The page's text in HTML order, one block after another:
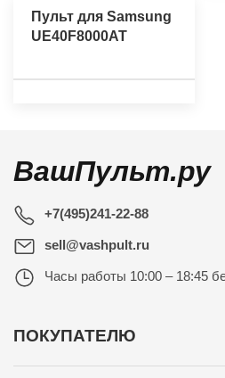
Пульт для Samsung
UE40F8000AT
ВашПульт.ру
+7(495)241-22-88
sell@vashpult.ru
Часы работы 10:00 – 18:45
ПОКУПАТЕЛЮ